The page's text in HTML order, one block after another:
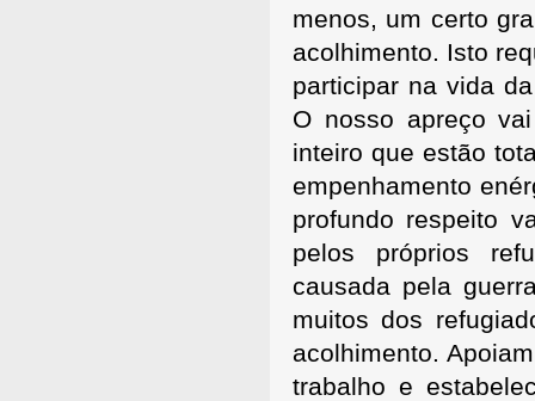
menos, um certo
acolhimento. Isto
participar na vida
O nosso apreço
inteiro que estão
empenhamento
profundo respeito
pelos próprios
causada pela
muitos dos
acolhimento.
trabalho e